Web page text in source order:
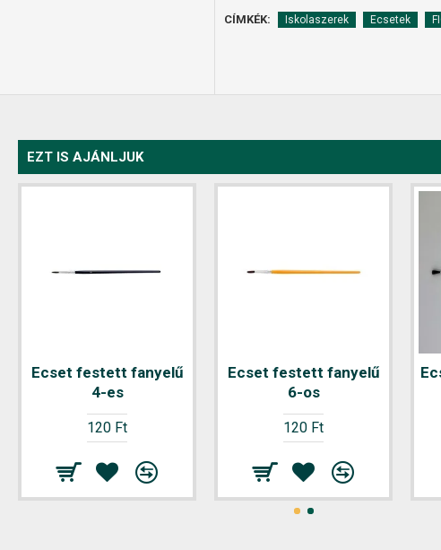
CÍMKÉK: Iskolaszerek Ecsetek
EZT IS AJÁNLJUK
Ecset festett fanyelű
4-es
120 Ft
Ecset festett fanyelű
6-os
120 Ft